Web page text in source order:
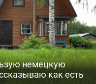
немецкую
как есть